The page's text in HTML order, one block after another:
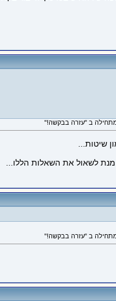
שיטות...
לשאול את השאלות הללו...